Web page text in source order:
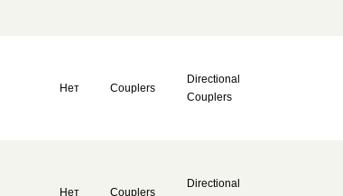
Нет Couplers
Directional
Couplers
Нет Couplers
Directional